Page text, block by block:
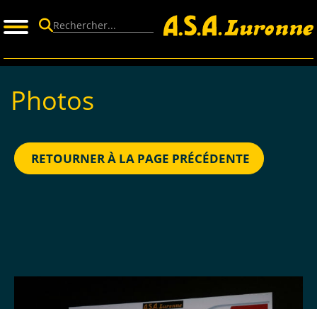
Photos
RETOURNER À LA PAGE PRÉCÉDENTE